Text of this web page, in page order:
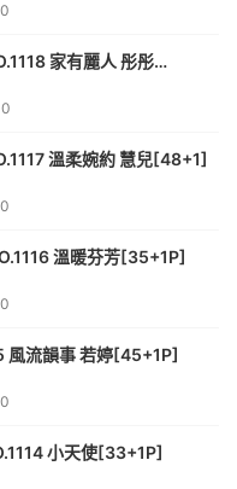
0
家有麗人 彤彤
0
溫柔婉約 慧兒[48+1]
0
溫暖芬芳[35+1P]
0
流韻事 若婷[45+1P]
0
小天使[33+1P]